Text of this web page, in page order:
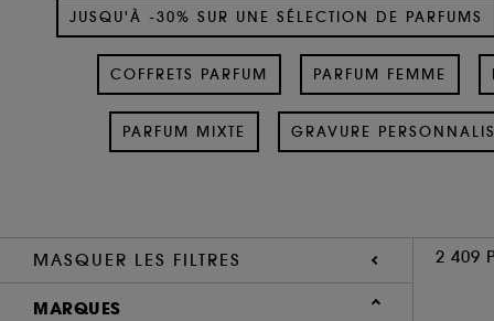
JUSQU'À -30% SUR UNE SÉLECTION DE PARFUMS
COFFRETS PARFUM PARFUM FEMME
PARFUM MIXTE GRAVURE
MASQUER LES FILTRES 2 409
MARQUES